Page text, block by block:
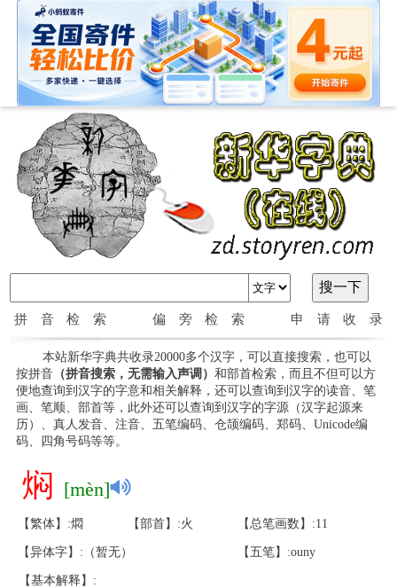
拼音检索 偏旁检索 申请收录
本站新华字典共收录20000多个汉字，可以直接搜索，也可以
按拼音（拼音搜索，无需输入声调） 和部首检索，而且不但可以方
便地查询到汉字的字意和相关解释，还可以查询到汉字的读音、笔
画、笔顺、部首等，此外还可以查询到汉字的字源（汉字起源来
历）、真人发音、注音、五笔编码、仓颉编码、郑码、Unicode编
码、四角号码等等。
焖 [mèn]
【繁体】:燜 【部首】:火 【总笔画数】:11
【异体字】:（暂无） 【五笔】:ouny
【基本解释】: